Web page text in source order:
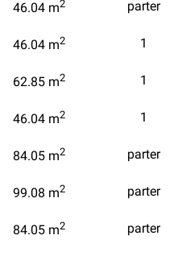
46.04 m2 parter
46.04 m2 1
62.85 m2 1
46.04 m2 1
84.05 m2 parter
99.08 m2 parter
84.05 m2 parter